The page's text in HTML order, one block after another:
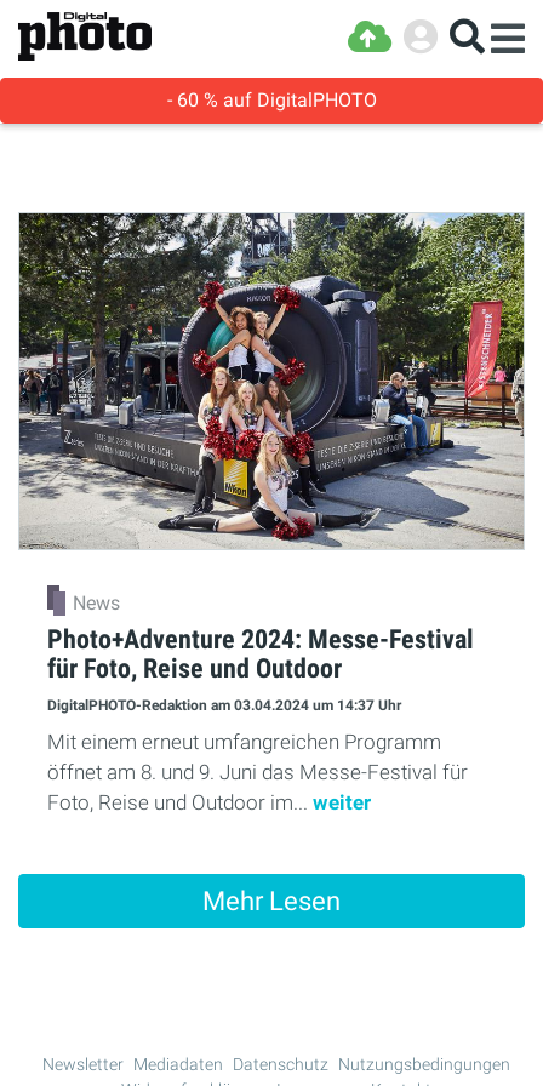
- 60 % auf DigitalPHOTO
News
Photo+Adventure 2024: Messe-Festival
für Foto, Reise und Outdoor
DigitalPHOTO-Redaktion am 03.04.2024 um 14:37 Uhr
Mit einem erneut umfangreichen Programm
öffnet am 8. und 9. Juni das Messe-Festival für
Foto, Reise und Outdoor im... weiter
Mehr Lesen
Newsletter Mediadaten Datenschutz Nutzungsbedingungen